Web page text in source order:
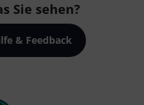
Sie sehen?
& Feedback